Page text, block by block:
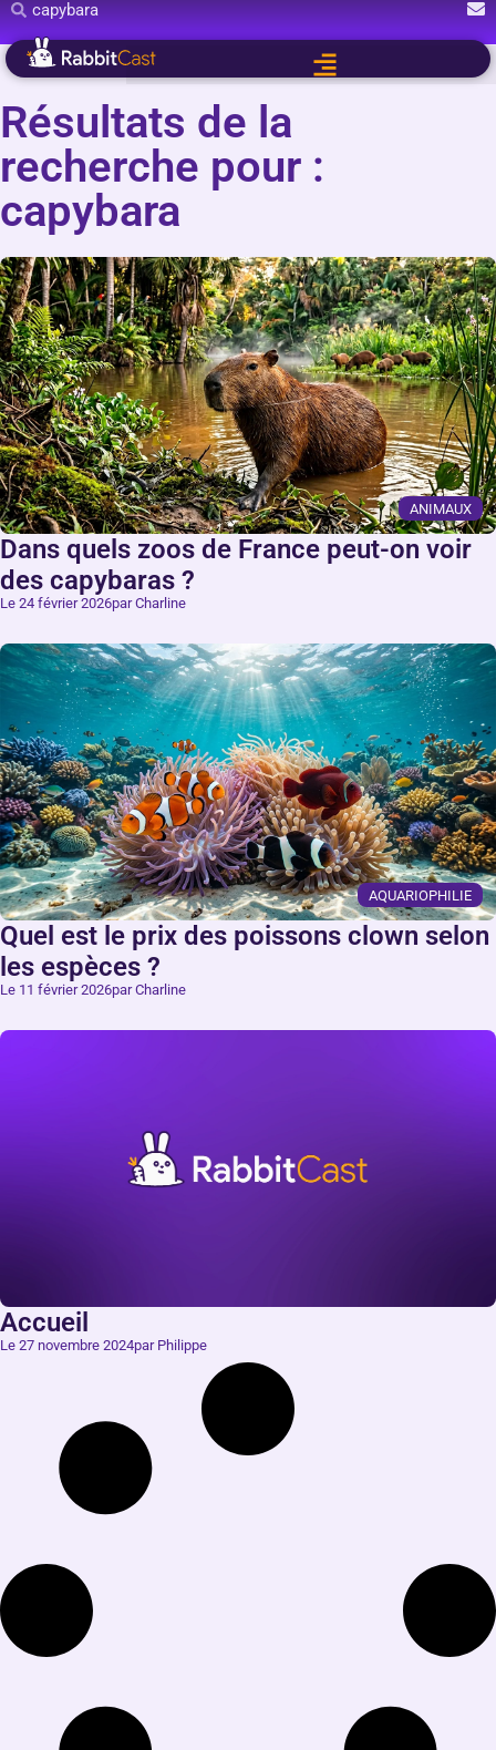
Résultats de la
recherche pour :
capybara
ANIMAUX
Dans quels zoos de France peut-on voir
des capybaras ?
Le 24 février 2026par Charline
AQUARIOPHILIE
Quel est le prix des poissons clown selon
les espèces ?
Le 11 février 2026par Charline
Accueil
Le 27 novembre 2024par Philippe